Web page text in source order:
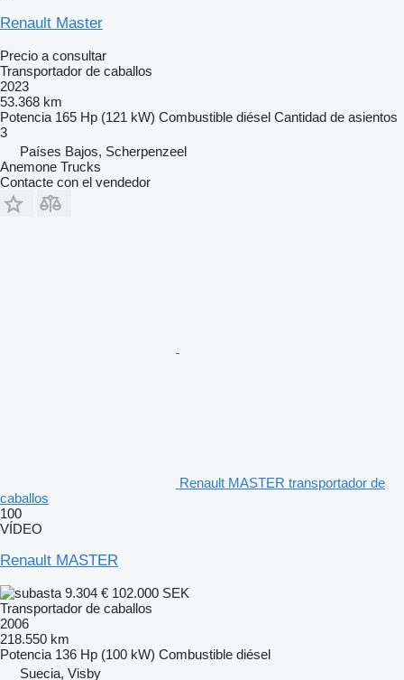
Renault Master
Precio a consultar
Transportador de caballos
2023
53.368 km
Potencia 165 Hp (121 kW) Combustible diésel Cantidad de asientos
3
Países Bajos, Scherpenzeel
Anemone Trucks
Contacte con el vendedor
Renault MASTER transportador de
caballos
100
VÍDEO
Renault MASTER
9.304 € 102.000 SEK
Transportador de caballos
2006
218.550 km
Potencia 136 Hp (100 kW) Combustible diésel
Suecia, Visby